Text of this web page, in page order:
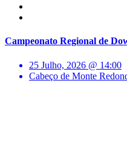
Campeonato Regional de
25 Julho, 2026 @ 14:00
Cabeço de Monte